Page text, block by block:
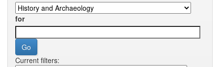
for
Current filters: